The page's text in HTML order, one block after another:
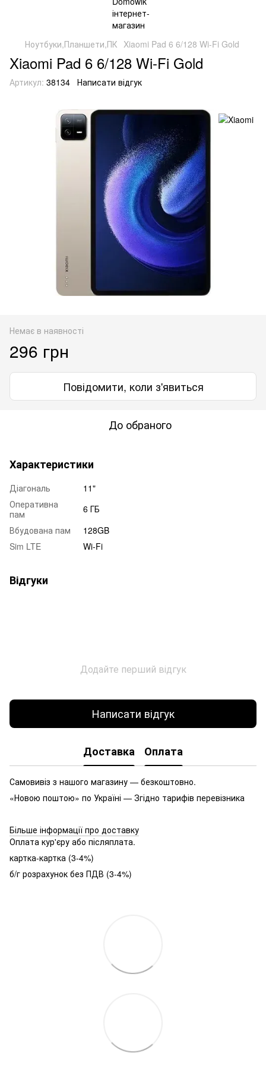
Ноутбуки,Планшети,ПК Xiaomi Pad 6 6/128 Wi-Fi Gold
Xiaomi Pad 6 6/128 Wi-Fi Gold
Артикул: 38134 Написати відгук
Немає в наявності
296 грн
Повідомити, коли з'явиться
До обраного
Характеристики
Діагональ
11"
Оперативна
пам
6 ГБ
Вбудована пам
128GB
Sim LTE
Wi-Fi
Відгуки
Додайте перший відгук
Написати відгук
Доставка Оплата
Самовивіз з нашого магазину — безкоштовно.
«Новою поштою» по Україні — Згідно тарифів перевізника
Більше інформації про доставку
Оплата кур'єру або післяплата.
картка-картка (3-4%)
б/г розрахунок без ПДВ (3-4%)